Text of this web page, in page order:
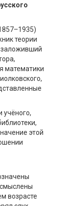
теории
заложивший
математики
учёного,
этой
возрасте